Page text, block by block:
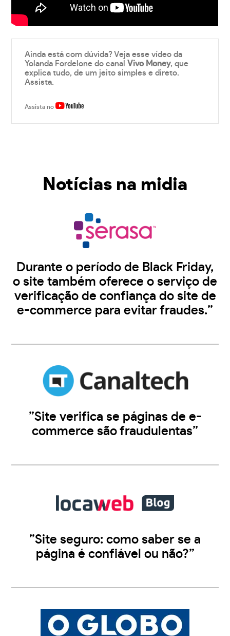
Ainda está com dúvida? Veja esse vídeo da
Yolanda Fordelone do canalVivo Money, que
explica tudo, de um jeito simples e direto.
Assista.
Assista no
Notícias na midia
Durante o período de Black Friday,
o site também oferece o serviço de
verificação de confiança do site de
e-commerce para evitar fraudes.”
”Site verifica se páginas de e-
commerce são fraudulentas”
”Site seguro: como saber se a
página é confiável ou não?”